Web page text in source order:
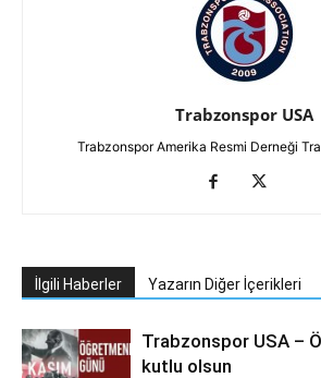
Trabzonspor USA
Trabzonspor Amerika Resmi Derneği
İlgili Haberler Yazarın Diğer İçerikleri
Trabzonspor USA –
kutlu olsun